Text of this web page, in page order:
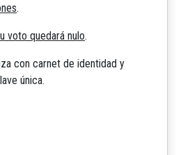
.
voto quedará nulo.
con carnet de identidad y
única.